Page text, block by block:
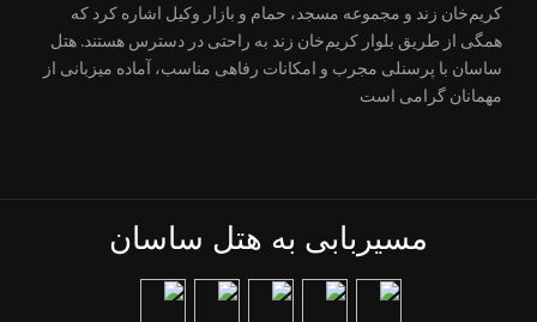
کریم‌خان زند و مجموعه مسجد، حمام و بازار وکیل اشاره کرد که
همگی از طریق بلوار کریم‌خان زند به راحتی در دسترس هستند. هتل
ساسان با پرسنلی مجرب و امکانات رفاهی مناسب، آماده میزبانی از
مهمانان گرامی است
مسیربابی به هتل ساسان